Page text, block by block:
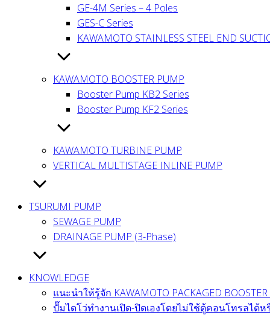
GE-4M Series – 4 Poles
GES-C Series
KAWAMOTO STAINLESS STEEL END
KAWAMOTO BOOSTER PUMP
Booster Pump KB2 Series
Booster Pump KF2 Series
KAWAMOTO TURBINE PUMP
VERTICAL MULTISTAGE INLINE PUMP
TSURUMI PUMP
SEWAGE PUMP
DRAINAGE PUMP (3-Phase)
KNOWLEDGE
แนะนำให้รู้จัก KAWAMOTO PACKAGED
ปั๊มไดโว่ทำงานเปิด-ปิดเองโดยไม่ใช้ตู้คอนโทรลได้ห